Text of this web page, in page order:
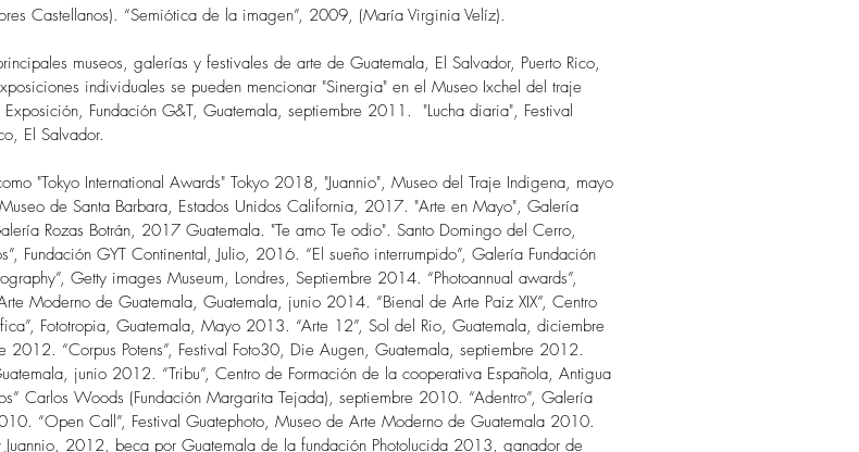
Castellanos). “Semiótica de la imagen”, 2009, (María Virginia Velíz).
museos, galerías y festivales de arte de Guatemala, El Salvador, Puerto Rico,
individuales se pueden mencionar "Sinergia" en el Museo Ixchel del traje
Fundación G&T, Guatemala, septiembre 2011. "Lucha diaria", Festival
El Salvador.
"Tokyo International Awards" Tokyo 2018, "Juannio", Museo del Traje Indigena, mayo
de Santa Barbara, Estados Unidos California, 2017. "Arte en Mayo", Galería
Rozas Botrán, 2017 Guatemala. "Te amo Te odio". Santo Domingo del Cerro,
Fundación GYT Continental, Julio, 2016. “El sueño interrumpido”, Galería Fundación
Getty images Museum, Londres, Septiembre 2014. “Photoannual awards”,
Moderno de Guatemala, Guatemala, junio 2014. “Bienal de Arte Paiz XIX”, Centro
Fototropia, Guatemala, Mayo 2013. “Arte 12”, Sol del Rio, Guatemala, diciembre
“Corpus Potens”, Festival Foto30, Die Augen, Guatemala, septiembre 2012.
junio 2012. “Tribu”, Centro de Formación de la cooperativa Española, Antigua
Carlos Woods (Fundación Margarita Tejada), septiembre 2010. “Adentro”, Galería
“Open Call”, Festival Guatephoto, Museo de Arte Moderno de Guatemala 2010.
Juannio, 2012, beca por Guatemala de la fundación Photolucida 2013, ganador de